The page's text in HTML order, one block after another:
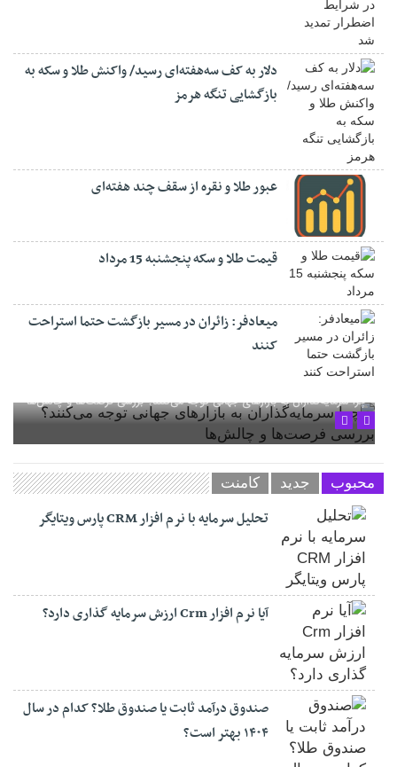
دلار به کف سه‌هفته‌ای رسید/ واکنش طلا و سکه به
بازگشایی تنگه هرمز
عبور طلا و نقره از سقف چند هفته‌ای
قیمت طلا و سکه پنجشنبه 15 مرداد
میعادفر: زائران در مسیر بازگشت حتما استراحت
کنند
چرا سرمایه‌گذاران به بازارهای جهانی توجه می‌کنند؟ بررسی فرصت‌ها و چالش‌ها
محبوب جدید کامنت
تحلیل سرمایه با نرم افزار CRM پارس ویتایگر
آیا نرم افزار Crm ارزش سرمایه گذاری دارد؟
صندوق درآمد ثابت یا صندوق طلا؟ کدام در سال
۱۴۰۴ بهتر است؟